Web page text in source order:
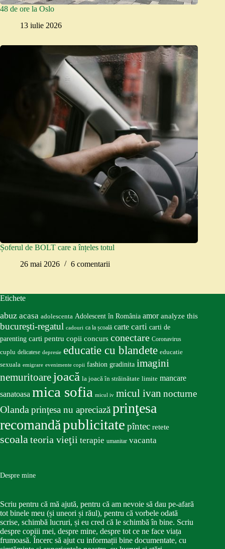
48 de ore la Oslo
13 iulie 2026
Șoferul de BOLT care a înțeles totul
26 mai 2026
6 comentarii
Etichete
abuz acasa adolescenta Adolescent în România amor analyze this
bucureşti-regatul cadouri ca la școală carte carti carti de
parenting carti pentru copii concurs conectare Coronavirus
cuplu delicatese depresie educatie cu blandete educatie
sexuala emigrare evenimente copii fashion gradinita imagini
nemuritoare joacă la joacă în străinătate limite mancare
sanatoasa mica sofia micul iv micul ivan nocturne
Olandaprinţesa nu apreciazăprinţesa
recomandăpublicitate pîntec retete
scoalateoria vieţii terapie umanitar vacanta
Despre mine
Scriu pentru că mă ajută, pentru că am nevoie să dau pe-afară
tot binele meu (și uneori și răul), pentru că vorbele odată
scrise, schimbă lucruri, și eu cred că le schimbă în bine. Scriu
despre copiii mei, despre mine, despre tot ce ne face viața
frumoasă. Încerc să ajut cu informații bine documentate, cu